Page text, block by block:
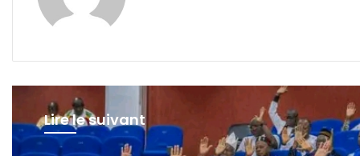
Lire le suivant